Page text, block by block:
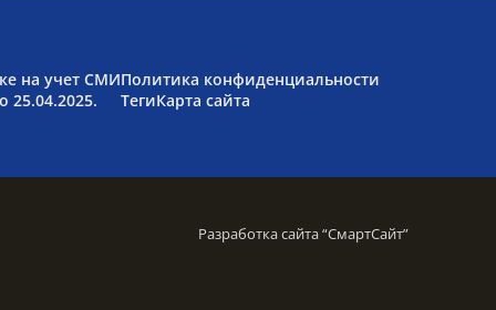
на учет СМИ
25.04.2025.
Политика конфиденциальности
ТегиКарта сайта
Разработка сайта “СмартСайт”